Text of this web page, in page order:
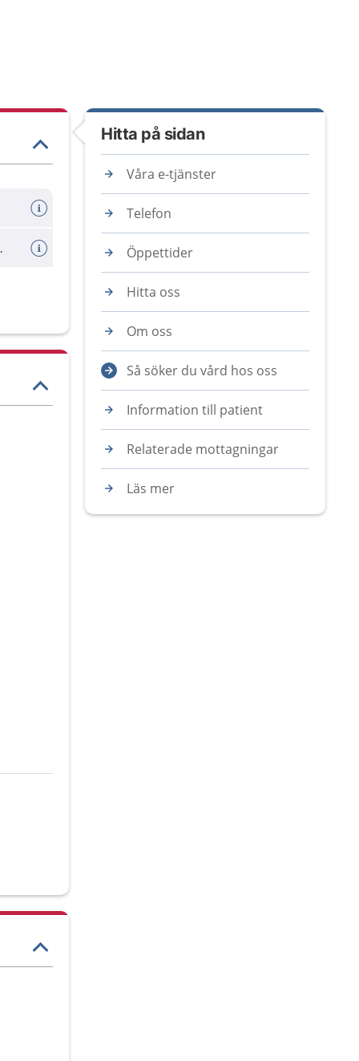
tid
Hitta på sidan
Våra e-tjänster
Telefon
Öppettider
Hitta oss
Om oss
Så söker du vård hos oss
Information till patient
Relaterade mottagningar
Läs mer